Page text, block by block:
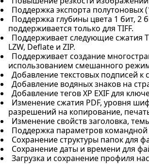
Поддержка экспорта полутоновых
Поддержка глубины цвета 1 бит, 2
поддерживается только для TIFF.
Поддерживает следующие сжатия
LZW, Deflate и ZIP.
Поддерживает создание
использованием смешанного
Добавление текстовых подписей
Добавление водяных знаков на
Добавление тегов XP EXIF для
Изменение сжатия PDF, уровня
разрешений на копирование,
Изменение свойств заголовка,
Поддержка параметров командной
Сохранение структуры папок для
Сохранение даты и времени для
Загрузка и сохранение профиля